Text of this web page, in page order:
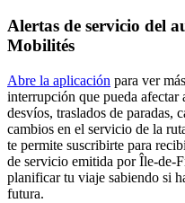
Alertas de servicio del
Mobilités
Abre la aplicación para ver
interrupción que pueda
desvíos, traslados de paradas,
cambios en el servicio de la
te permite suscribirte para
de servicio emitida por Île-de-
planificar tu viaje sabiendo si
futura.